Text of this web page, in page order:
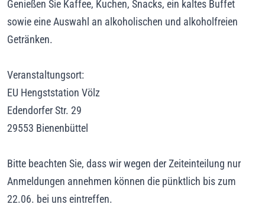
Genießen Sie Kaffee, Kuchen, Snacks, ein kaltes Buffet
sowie eine Auswahl an alkoholischen und alkoholfreien
Getränken.
Veranstaltungsort:
EU Hengststation Völz
Edendorfer Str. 29
29553 Bienenbüttel
Bitte beachten Sie, dass wir wegen der Zeiteinteilung nur
Anmeldungen annehmen können die pünktlich bis zum
22.06. bei uns eintreffen.